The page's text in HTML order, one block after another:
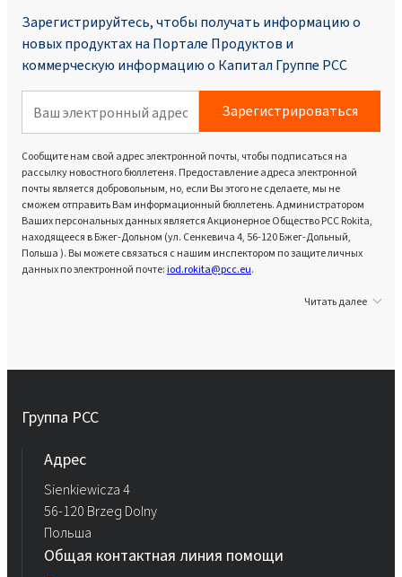
Зарегистрируйтесь, чтобы получать информацию о
новых продуктах на Портале Продуктoв и
коммерческую информацию о Капитал Группе PCC
Зарегистрироваться
Сообщите нам свой адрес электронной почты, чтобы подписаться на
рассылку новостного бюллетеня. Предоставление адреса электронной
почты является добровольным, но, если Вы этого не сделаете, мы не
сможем отправить Вам информационный бюллетень. Администратором
Ваших персональных данных является Акционерное Общество PCC Rokita,
находящееся в Бжег-Дольном (ул. Сенкевича 4, 56-120 Бжег-Дольный,
Польша ). Вы можете связаться с нашим инспектором по защите личных
данных по электронной почте:iod.rokita@pcc.eu.
Читать далее
Группа PCC
Aдрес
Sienkiewicza 4
56-120 Brzeg Dolny
Польша
Общая контактная линия помощи